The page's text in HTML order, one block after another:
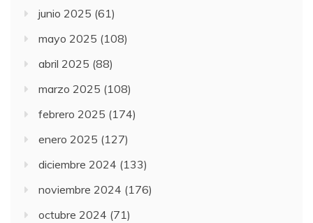
junio 2025 (61)
mayo 2025 (108)
abril 2025 (88)
marzo 2025 (108)
febrero 2025 (174)
enero 2025 (127)
diciembre 2024 (133)
noviembre 2024 (176)
octubre 2024 (71)